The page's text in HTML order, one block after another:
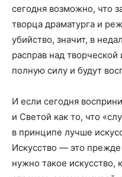
сегодня возможно, что
творца драматурга и
убийство, значит, в
расправ над
полную силу и будут
И если сегодня
и Светой как то, что
в принципе лучше
Искусство — это
нужно такое искусство,